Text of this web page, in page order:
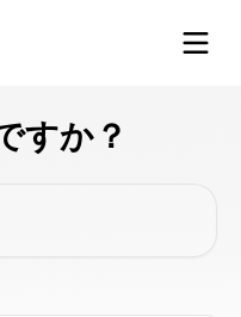
すか？